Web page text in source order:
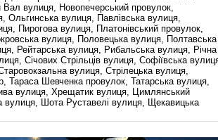
вулиця, Новопечерський провулок,
Ольгинська вулиця, Павлівська вулиця,
Пирогова вулиця, Платонівський провулок,
вулиця, Половецька вулиця, Полтавська
Рейтарська вулиця, Рибальська вулиця, Річна
Січових Стрільців вулиця, Софіївська
вулиця, Стрілецька вулиця,
Тараса Шевченка провулок, Татарська вулиця,
вулиця, Хрещатик вулиця, Цимлянський
Шота Руставелі вулиця, Щекавицька